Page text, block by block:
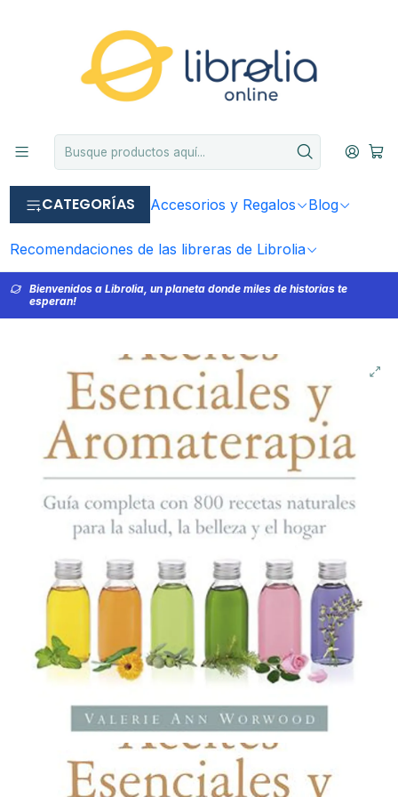
CATEGORÍAS Accesorios y Regalos Blog
Recomendaciones de las libreras de Librolia
Bienvenidos a Librolia, un planeta donde miles de historias te
esperan!